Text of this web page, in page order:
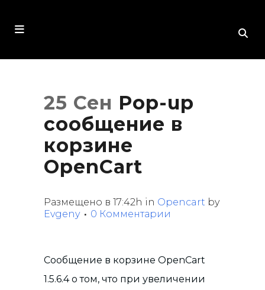
25 Сен Pop-up
сообщение в
корзине
OpenCart
Размещено в 17:42h in Opencart by
Evgeny
0 Комментарии
Сообщение в корзине OpenCart
1.5.6.4 о том, что при увеличении